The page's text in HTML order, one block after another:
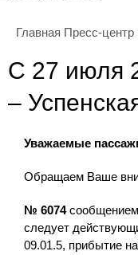
Главная Пресс-центр
С 27 июля
–
Уважаемые
Обращаем Ваше
№ 6074сообщением
следует
09.01.5, прибытие